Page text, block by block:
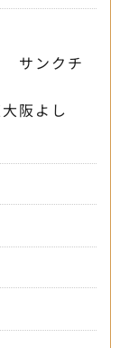
サンクチ
阪よし